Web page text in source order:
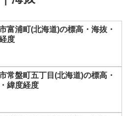
富浦町(北海道)の標高・海抜・
度
常盤町五丁目(北海道)の標高・
緯度経度